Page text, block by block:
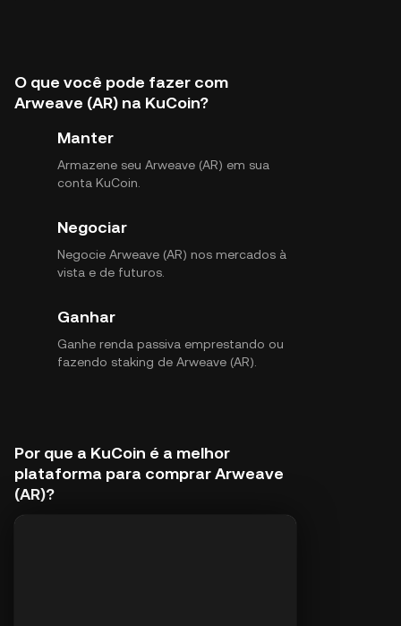
O que você pode fazer com
Arweave (AR) na KuCoin?
Manter
Armazene seu Arweave (AR) em sua
conta KuCoin.
Negociar
Negocie Arweave (AR) nos mercados à
vista e de futuros.
Ganhar
Ganhe renda passiva emprestando ou
fazendo staking de Arweave (AR).
Por que a KuCoin é a melhor
plataforma para comprar Arweave
(AR)?